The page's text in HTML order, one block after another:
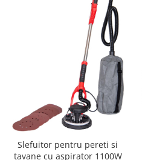
Slefuitor pentru pereti si
tavane cu aspirator 1100W